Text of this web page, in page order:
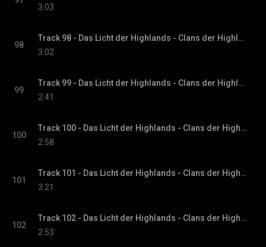
3:03
98
Track 98 - Das Licht der Highlands - Clans der Highlands-Reihe, Band 1
3:02
99
Track 99 - Das Licht der Highlands - Clans der Highlands-Reihe, Band 1
2:41
100
Track 100 - Das Licht der Highlands - Clans der Highlands-Reihe, Band 1
2:58
101
Track 101 - Das Licht der Highlands - Clans der Highlands-Reihe, Band 1
3:21
102
Track 102 - Das Licht der Highlands - Clans der Highlands-Reihe, Band 1
2:53